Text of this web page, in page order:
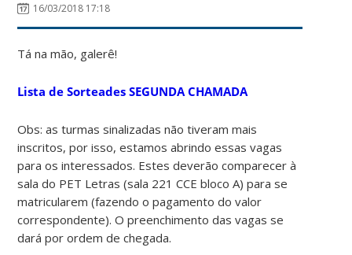
16/03/2018 17:18
Tá na mão, galerê!
Lista de Sorteades SEGUNDA CHAMADA
Obs: as turmas sinalizadas não tiveram mais
inscritos, por isso, estamos abrindo essas vagas
para os interessados. Estes deverão comparecer à
sala do PET Letras (sala 221 CCE bloco A) para se
matricularem (fazendo o pagamento do valor
correspondente). O preenchimento das vagas se
dará por ordem de chegada.